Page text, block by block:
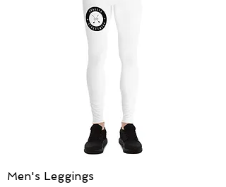
Men's Leggings